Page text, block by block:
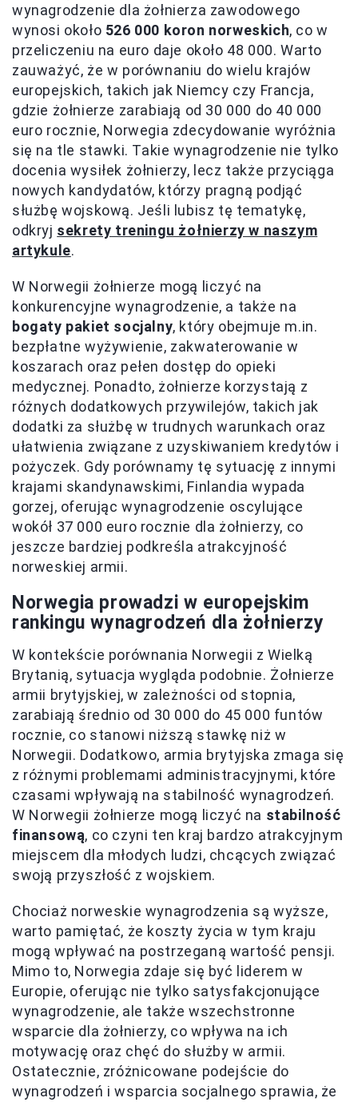
wynagrodzenie dla żołnierza zawodowego
wynosi około 526 000 koron norweskich, co w
przeliczeniu na euro daje około 48 000. Warto
zauważyć, że w porównaniu do wielu krajów
europejskich, takich jak Niemcy czy Francja,
gdzie żołnierze zarabiają od 30 000 do 40 000
euro rocznie, Norwegia zdecydowanie wyróżnia
się na tle stawki. Takie wynagrodzenie nie tylko
docenia wysiłek żołnierzy, lecz także przyciąga
nowych kandydatów, którzy pragną podjąć
służbę wojskową. Jeśli lubisz tę tematykę,
odkryj sekrety treningu żołnierzy w naszym
artykule.
W Norwegii żołnierze mogą liczyć na
konkurencyjne wynagrodzenie, a także na
bogaty pakiet socjalny, który obejmuje m.in.
bezpłatne wyżywienie, zakwaterowanie w
koszarach oraz pełen dostęp do opieki
medycznej. Ponadto, żołnierze korzystają z
różnych dodatkowych przywilejów, takich jak
dodatki za służbę w trudnych warunkach oraz
ułatwienia związane z uzyskiwaniem kredytów i
pożyczek. Gdy porównamy tę sytuację z innymi
krajami skandynawskimi, Finlandia wypada
gorzej, oferując wynagrodzenie oscylujące
wokół 37 000 euro rocznie dla żołnierzy, co
jeszcze bardziej podkreśla atrakcyjność
norweskiej armii.
Norwegia prowadzi w europejskim
rankingu wynagrodzeń dla żołnierzy
W kontekście porównania Norwegii z Wielką
Brytanią, sytuacja wygląda podobnie. Żołnierze
armii brytyjskiej, w zależności od stopnia,
zarabiają średnio od 30 000 do 45 000 funtów
rocznie, co stanowi niższą stawkę niż w
Norwegii. Dodatkowo, armia brytyjska zmaga się
z różnymi problemami administracyjnymi, które
czasami wpływają na stabilność wynagrodzeń.
W Norwegii żołnierze mogą liczyć na stabilność
finansową, co czyni ten kraj bardzo atrakcyjnym
miejscem dla młodych ludzi, chcących związać
swoją przyszłość z wojskiem.
Chociaż norweskie wynagrodzenia są wyższe,
warto pamiętać, że koszty życia w tym kraju
mogą wpływać na postrzeganą wartość pensji.
Mimo to, Norwegia zdaje się być liderem w
Europie, oferując nie tylko satysfakcjonujące
wynagrodzenie, ale także wszechstronne
wsparcie dla żołnierzy, co wpływa na ich
motywację oraz chęć do służby w armii.
Ostatecznie, zróżnicowane podejście do
wynagrodzeń i wsparcia socjalnego sprawia, że